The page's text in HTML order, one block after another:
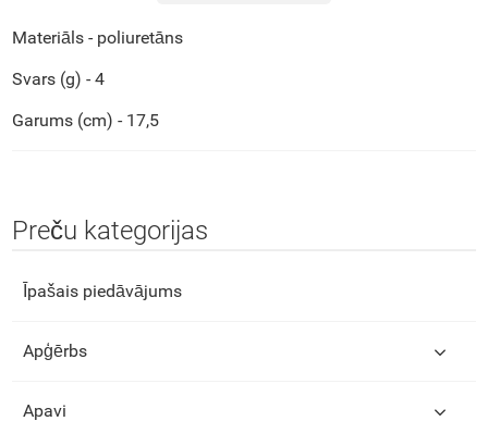
Materiāls - poliuretāns
Svars (g) - 4
Garums (cm) - 17,5
Preču kategorijas
Īpašais piedāvājums
Apģērbs
Apavi